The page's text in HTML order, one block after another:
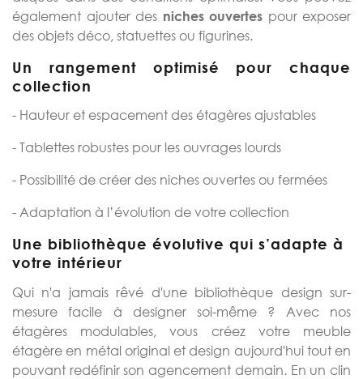
également ajouter des niches ouvertes pour exposer
des objets déco, statuettes ou figurines.
Un rangement optimisé pour chaque
collection
- Hauteur et espacement des étagères ajustables
- Tablettes robustes pour les ouvrages lourds
- Possibilité de créer des niches ouvertes ou fermées
- Adaptation à l’évolution de votre collection
Une bibliothèque évolutive qui s’adapte à
votre intérieur
Qui n'a jamais rêvé d'une bibliothèque design sur-
mesure facile à designer soi-même ? Avec nos
étagères modulables, vous créez votre meuble
étagère en métal original et design aujourd'hui tout en
pouvant redéfinir son agencement demain. En un clin